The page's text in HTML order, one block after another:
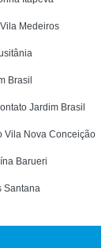
Medeiros
Brasil
Jardim Brasil
Vila Nova Conceição
Barueri
Santana